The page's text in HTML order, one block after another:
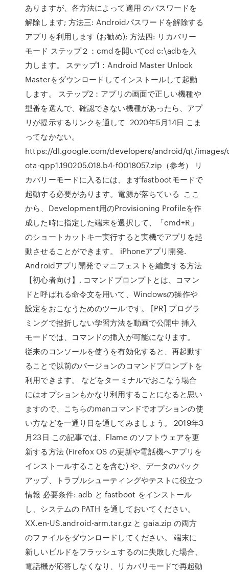
ありますが、各方法によって適用 のパスワードを
解除します; 方法三: Androidパスワードを解除する
アプリを利用します (お勧め); 方法四: リカバリー
モード ステップ２：cmdを開いてcd c:\adbを入
力します。 ステップ1：Android Master Unlock
Masterをダウンロードしてインストールして起動
します。 ステップ2：アプリの画面で正しい機種や
型番を選んで、確認できない機種があったら、アプ
リが提示するリンクを通して 2020年5月14日 こま
ってなかない。
https://dl.google.com/developers/android/qt/images/
ota-qpp1.190205.018.b4-f0018057.zip（参考） リ
カバリーモードに入るには、まずfastbootモードで
起動する必要があります。電源が落ちている ここ
から、Development用のProvisioning Profileを作
成した時に指定した端末を選択して、「cmd+R」
のショートカットキー実行すると実機でアプリを起
動させることができます。 iPhoneアプリ開発.
Androidアプリ開発でマニフェストを編集する方法
【初心者向け】. コマンドプロンプトとは、コマン
ドと呼ばれる命令文を用いて、Windowsの操作や
設定をおこなうためのツールです。 [PR] プログラ
ミングで挫折しない学習方法を動画で公開中 挿入
モードでは、コマンドの挿入が可能になります。
従来のコンソールを使うを有効化すると、再起動す
ることで以前のバージョンのコマンドプロンプトを
利用できます。 などをターミナルでおこなう場合
にはオプションもかなり利用することになると思い
ますので、こちらのmanコマンドでオプションの使
い方などを一通り目を通してみましょう。 2019年3
月23日 この記事では、Flame のソフトウェアを更
新する方法 (Firefox OS の更新や電話機へアプリを
インストールすることを含む) や、データのバック
アップ、トラブルシューティングやテストに役立つ
情報 必要条件: adb と fastboot をインストール
し、システムの PATH を通しておいてください。
XX.en-US.android-arm.tar.gz と gaia.zip の両方
のファイルをダウンロードしてください。 端末に
新しいビルドをフラッシュするのに失敗した場合、
電話機が応答しなくなり、リカバリモードで再起動